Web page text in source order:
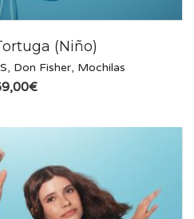
(Niño)
, Don Fisher, Mochilas
€